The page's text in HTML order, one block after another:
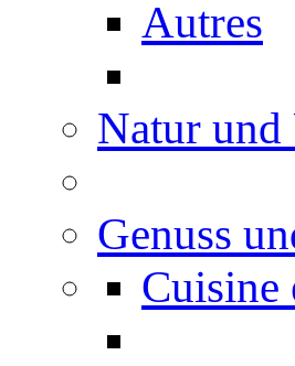
Autres
Natur
Genuss
Cuisine